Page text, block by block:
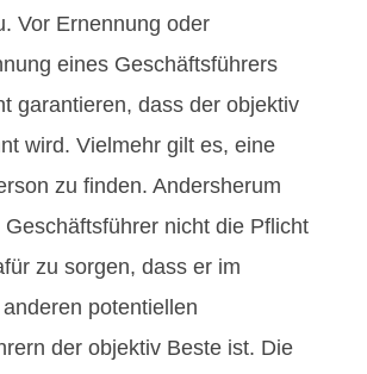
Vor Ernennung oder
eines Geschäftsführers
garantieren, dass der objektiv
wird. Vielmehr gilt es, eine
zu finden. Andersherum
Geschäftsführer nicht die Pflicht
zu sorgen, dass er im
potentiellen
der objektiv Beste ist. Die